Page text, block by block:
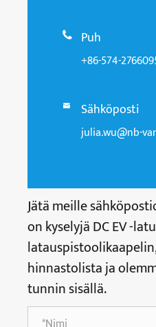
 Puh
+86-574-
 Sähköposti
julia.wu@nb-
Jätä meille
on kyselyjä DC EV -
hinnastolista ja
tunnin sisällä.